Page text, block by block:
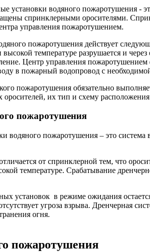
установки водяного пожаротушения -
спринклерными оросителями.
управления пожаротушением.
пожаротушения действует
температуре разрушается и
Центр управления
в пожарный водопровод с
пожаротушения обязательно
оросителей, их тип и схему
пожаротушения
водяного пожаротушения – это
от спринклерной тем, что
температуре. Срабатывание
установок в режиме ожидания
угроза взрыва. Дренчерная
огня.
пожаротушения